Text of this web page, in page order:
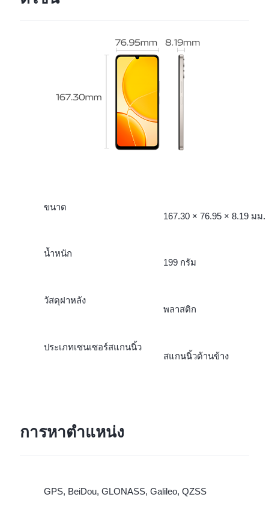
ขนาด
167.30 × 76.95 × 8.19 มม.
น้ำหนัก
199 กรัม
วัสดุฝาหลัง
พลาสติก
ประเภทเซนเซอร์สแกนนิ้ว
สแกนนิ้วด้านข้าง
การหาตำแหน่ง
GPS, BeiDou, GLONASS, Galileo, QZSS